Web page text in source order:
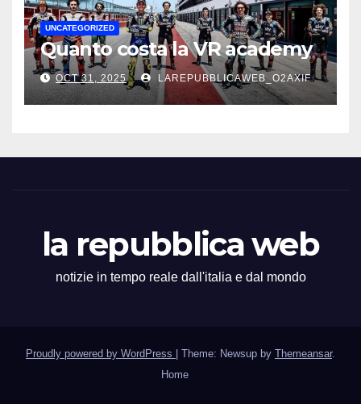
UNCATEGORIZED
Quanto costa la VR academy
OCT 31, 2025 LAREPUBBLICAWEB_O2AXIF
la repubblica web
notizie in tempo reale dall'italia e dal mondo
Proudly powered by WordPress Theme: Newsup by Themeansar.
Home